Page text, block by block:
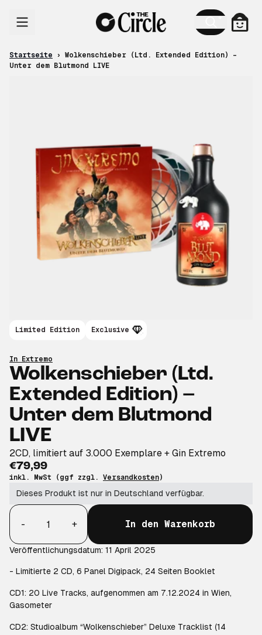
Startseite ›
Wolkenschieber (Ltd. Extended Edition) –
Unter dem Blutmond LIVE
In Extremo
Wolkenschieber (Ltd.
Extended Edition) –
Unter dem Blutmond
LIVE
2CD, limitiert auf 3.000 Exemplare + Gin Extremo
€79,99
inkl. MwSt (ggf zzgl. Versandkosten)
Dieses Produkt ist nur in Deutschland verfügbar.
Anzahl
-
+ In den Warenkorb
Veröffentlichungsdatum: 11 April 2025
- Limitierte 2 CD, 6 Panel Digipack, 24 Seiten Booklet
CD1: 20 Live Tracks, aufgenommen am 7.12.2024 in Wien,
Gasometer
CD2: Studioalbum “Wolkenschieber” Deluxe Tracklist (14
Limited Edition Exclusive